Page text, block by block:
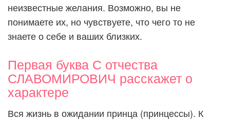
неизвестные желания. Возможно, вы не
понимаете их, но чувствуете, что чего то не
знаете о себе и ваших близких.
Первая буква С отчества
СЛАВОМИРОВИЧ расскажет о
характере
Вся жизнь в ожидании принца (принцессы). К